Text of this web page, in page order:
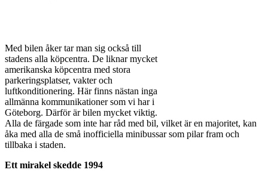
Med bilen åker tar man sig också till
stadens alla köpcentra. De liknar mycket
amerikanska köpcentra med stora
parkeringsplatser, vakter och
luftkonditionering. Här finns nästan inga
allmänna kommunikationer som vi har i
Göteborg. Därför är bilen mycket viktig.
Alla de färgade som inte har råd med bil, vilket är en majoritet, kan
åka med alla de små inofficiella minibussar som pilar fram och
tillbaka i staden.
Ett mirakel skedde 1994